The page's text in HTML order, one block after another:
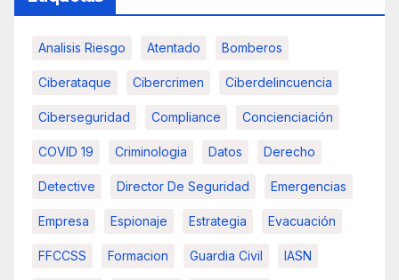
Analisis Riesgo Atentado Bomberos
Ciberataque Cibercrimen Ciberdelincuencia
Ciberseguridad Compliance Concienciación
COVID 19 Criminologia Datos Derecho
Detective Director De Seguridad Emergencias
Empresa Espionaje Estrategia Evacuación
FFCCSS Formacion Guardia Civil IASN